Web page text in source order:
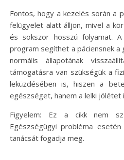
Fontos, hogy a kezelés során a
felügyelet alatt álljon, mivel a
és sokszor hosszú folyamat. A
program segíthet a páciensnek a
normális állapotának
támogatásra van szükségük a
leküzdésében is, hiszen a
egészséget, hanem a lelki jólétet
Figyelem: Ez a cikk nem
Egészségügyi probléma
tanácsát fogadja meg.